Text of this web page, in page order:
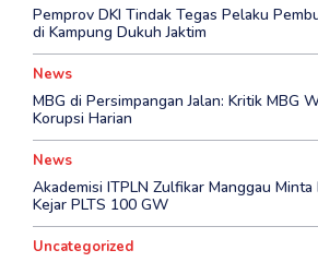
‎Pemprov DKI Tindak Tegas Pelaku
di Kampung Dukuh Jaktim
News
MBG di Persimpangan Jalan: Kritik MBG
Korupsi Harian
News
Akademisi ITPLN Zulfikar Manggau
Kejar PLTS 100 GW
Uncategorized